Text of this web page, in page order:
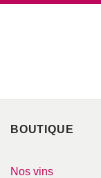
BOUTIQUE
Nos vins